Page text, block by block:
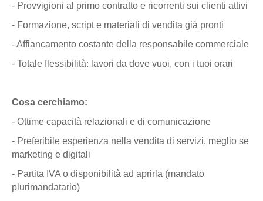
- Provvigioni al primo contratto e ricorrenti sui clienti attivi
- Formazione, script e materiali di vendita già pronti
- Affiancamento costante della responsabile commerciale
- Totale flessibilità: lavori da dove vuoi, con i tuoi orari
Cosa cerchiamo:
- Ottime capacità relazionali e di comunicazione
- Preferibile esperienza nella vendita di servizi, meglio se
marketing e digitali
- Partita IVA o disponibilità ad aprirla (mandato
plurimandatario)